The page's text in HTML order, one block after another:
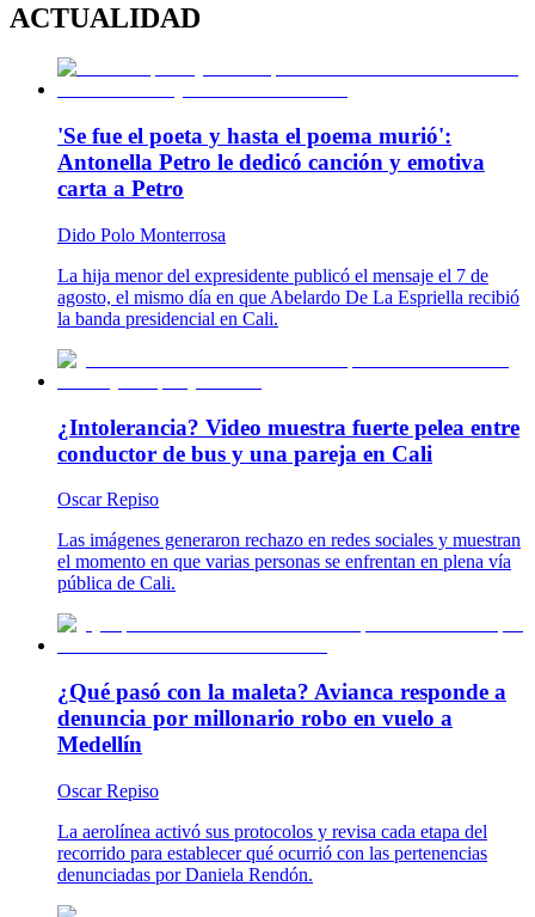
ACTUALIDAD
'Se fue el poeta y hasta el poema murió':
Antonella Petro le dedicó canción y emotiva
carta a Petro
Dido Polo Monterrosa
La hija menor del expresidente publicó el mensaje el 7 de
agosto, el mismo día en que Abelardo De La Espriella recibió
la banda presidencial en Cali.
¿Intolerancia? Video muestra fuerte pelea entre
conductor de bus y una pareja en Cali
Oscar Repiso
Las imágenes generaron rechazo en redes sociales y muestran
el momento en que varias personas se enfrentan en plena vía
pública de Cali.
¿Qué pasó con la maleta? Avianca responde a
denuncia por millonario robo en vuelo a
Medellín
Oscar Repiso
La aerolínea activó sus protocolos y revisa cada etapa del
recorrido para establecer qué ocurrió con las pertenencias
denunciadas por Daniela Rendón.